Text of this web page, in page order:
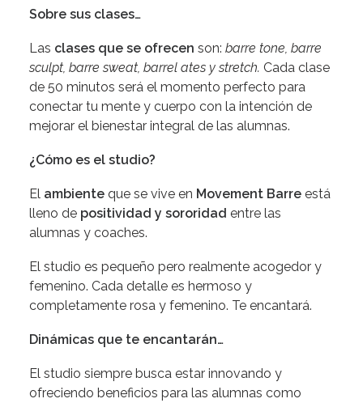
Sobre sus clases…
Las clases que se ofrecen son: barre tone, barre
sculpt, barre sweat, barrel ates y stretch. Cada clase
de 50 minutos será el momento perfecto para
conectar tu mente y cuerpo con la intención de
mejorar el bienestar integral de las alumnas.
¿Cómo es el studio?
El ambiente que se vive en Movement Barre está
lleno de positividad y sororidad entre las
alumnas y coaches.
El studio es pequeño pero realmente acogedor y
femenino. Cada detalle es hermoso y
completamente rosa y femenino. Te encantará.
Dinámicas que te encantarán…
El studio siempre busca estar innovando y
ofreciendo beneficios para las alumnas como